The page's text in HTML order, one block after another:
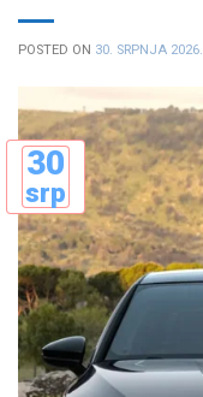
POSTED ON 30. SRPNJA 2026.
30
srp